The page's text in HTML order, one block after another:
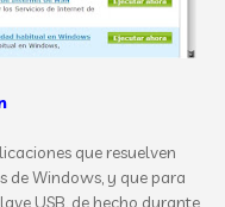
que resuelven
de Windows, y que para
USB, de hecho durante